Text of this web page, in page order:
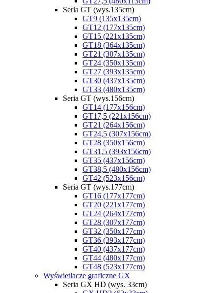
Seria GT (wys.135cm)
GT9 (135x135cm)
GT12 (177x135cm)
GT15 (221x135cm)
GT18 (364x135cm)
GT21 (307x135cm)
GT24 (350x135cm)
GT27 (393x135cm)
GT30 (437x135cm)
GT33 (480x135cm)
Seria GT (wys.156cm)
GT14 (177x156cm)
GT17,5 (221x156cm)
GT21 (264x156cm)
GT24,5 (307x156cm)
GT28 (350x156cm)
GT31,5 (393x156cm)
GT35 (437x156cm)
GT38,5 (480x156cm)
GT42 (523x156cm)
Seria GT (wys.177cm)
GT16 (177x177cm)
GT20 (221x177cm)
GT24 (264x177cm)
GT28 (307x177cm)
GT32 (350x177cm)
GT36 (393x177cm)
GT40 (437x177cm)
GT44 (480x177cm)
GT48 (523x177cm)
Wyświetlacze graficzne GX
Seria GX HD (wys. 33cm)